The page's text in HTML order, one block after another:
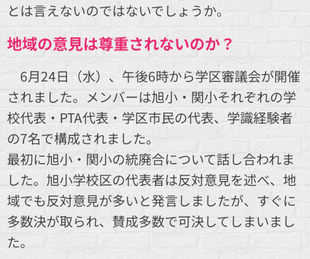
とは言えないのではないでしょうか。
地域の意見は尊重されないのか？
6月24日（水）、午後6時から学区審議会が開催
されました。メンバーは旭小・関小それぞれの学
校代表・PTA代表・学区市民の代表、学識経験者
の7名で構成されました。
最初に旭小・関小の統廃合について話し合われま
した。旭小学校区の代表者は反対意見を述べ、地
域でも反対意見が多いと発言しましたが、すぐに
多数決が取られ、賛成多数で可決してしまいまし
た。